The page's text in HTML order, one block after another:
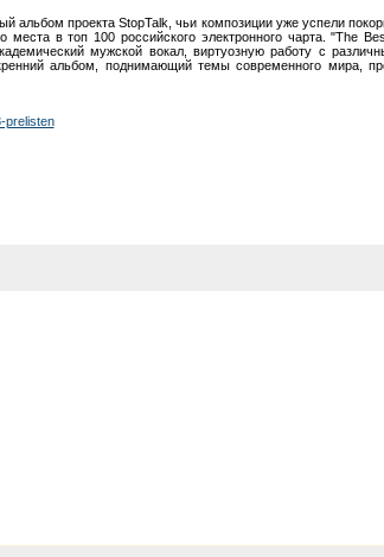
альбом проекта StopTalk, чьи композиции уже успели
в топ 100 российского электронного чарта. "The
мужской вокал, виртуозную работу с
альбом, поднимающий темы современного мира,
prelisten